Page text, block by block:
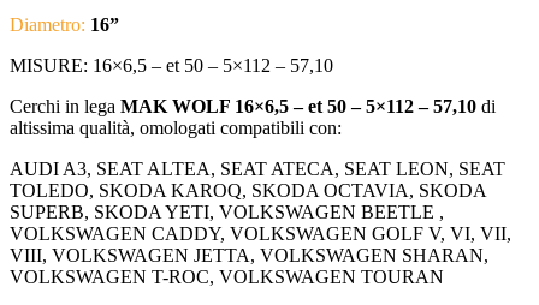
Diametro: 16”
MISURE: 16×6,5 – et 50 – 5×112 – 57,10
Cerchi in lega MAK WOLF 16×6,5 – et 50 – 5×112 – 57,10 di
altissima qualità, omologati compatibili con:
AUDI A3, SEAT ALTEA, SEAT ATECA, SEAT LEON, SEAT
TOLEDO, SKODA KAROQ, SKODA OCTAVIA, SKODA
SUPERB, SKODA YETI, VOLKSWAGEN BEETLE ,
VOLKSWAGEN CADDY, VOLKSWAGEN GOLF V, VI, VII,
VIII, VOLKSWAGEN JETTA, VOLKSWAGEN SHARAN,
VOLKSWAGEN T-ROC, VOLKSWAGEN TOURAN